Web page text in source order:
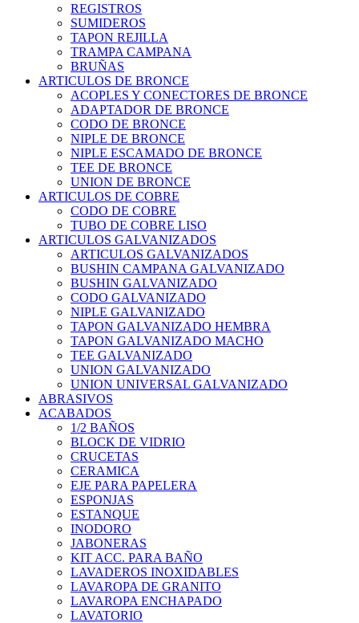
REGISTROS
SUMIDEROS
TAPON REJILLA
TRAMPA CAMPANA
BRUÑAS
ARTICULOS DE BRONCE
ACOPLES Y CONECTORES DE BRONCE
ADAPTADOR DE BRONCE
CODO DE BRONCE
NIPLE DE BRONCE
NIPLE ESCAMADO DE BRONCE
TEE DE BRONCE
UNION DE BRONCE
ARTICULOS DE COBRE
CODO DE COBRE
TUBO DE COBRE LISO
ARTICULOS GALVANIZADOS
ARTICULOS GALVANIZADOS
BUSHIN CAMPANA GALVANIZADO
BUSHIN GALVANIZADO
CODO GALVANIZADO
NIPLE GALVANIZADO
TAPON GALVANIZADO HEMBRA
TAPON GALVANIZADO MACHO
TEE GALVANIZADO
UNION GALVANIZADO
UNION UNIVERSAL GALVANIZADO
ABRASIVOS
ACABADOS
1/2 BAÑOS
BLOCK DE VIDRIO
CRUCETAS
CERAMICA
EJE PARA PAPELERA
ESPONJAS
ESTANQUE
INODORO
JABONERAS
KIT ACC. PARA BAÑO
LAVADEROS INOXIDABLES
LAVAROPA DE GRANITO
LAVAROPA ENCHAPADO
LAVATORIO